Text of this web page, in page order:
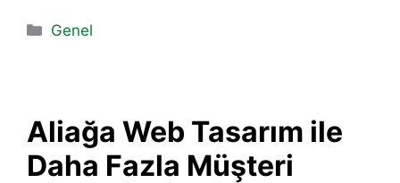
Kategoriler
Genel
Aliağa Web Tasarım ile
Daha Fazla Müşteri